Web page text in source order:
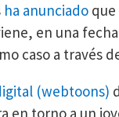
ha anunciado
en una
caso a través
(webtoons)
en torno a un